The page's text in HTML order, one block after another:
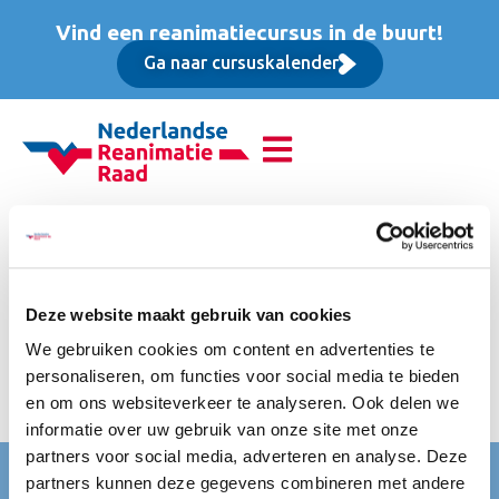
Deze website maakt gebruik van cookies
We gebruiken cookies om content en advertenties te
personaliseren, om functies voor social media te bieden
en om ons websiteverkeer te analyseren. Ook delen we
informatie over uw gebruik van onze site met onze
partners voor social media, adverteren en analyse. Deze
partners kunnen deze gegevens combineren met andere
Vind een reanimatiecursus in de buurt!
Ga naar cursuskalender
Reanimatie van babys en
cursus
Inclusief lesboekje. Deze ontvang je na afloop van de
cursus
Nederlandse Reanimatie Raad (NRR)